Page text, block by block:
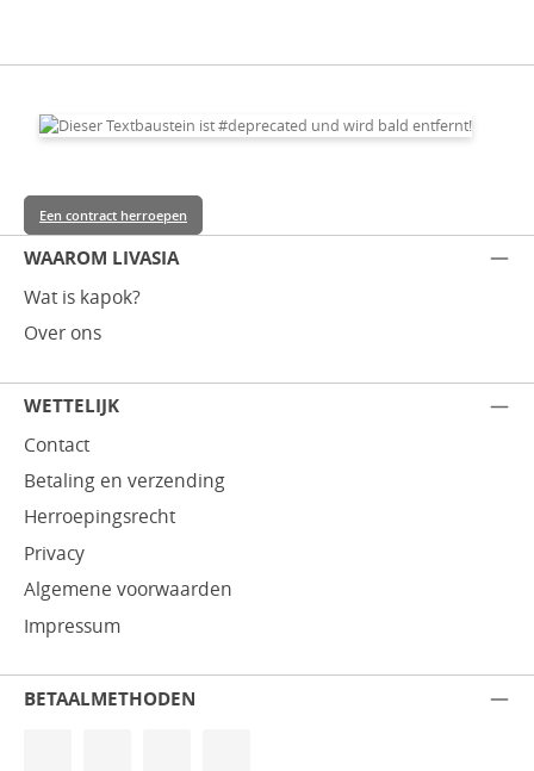
WAAROM LIVASIA
Wat is kapok?
Over ons
WETTELIJK
Contact
Betaling en verzending
Herroepingsrecht
Privacy
Algemene voorwaarden
Impressum
Een contract herroepen
BETAALMETHODEN